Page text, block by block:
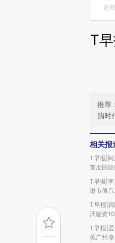
还
T
推荐
购时
相关报
T早报|
首度回
T早报|李
逊市值
T早报|
滴融资
T早报|
拟广州